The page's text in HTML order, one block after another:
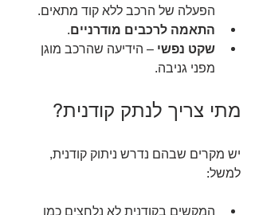
הפעלה של הרכב ללא קוד מתאים.
התאמה לרכבים מודרניים.
שקט נפשי – הידיעה שהרכב מוגן
מפני גניבה.
מתי צריך לנתק קודנית?
יש מקרים שבהם נדרש ניתוק קודנית,
למשל:
המקשים בקודנית לא נלחצים כמו